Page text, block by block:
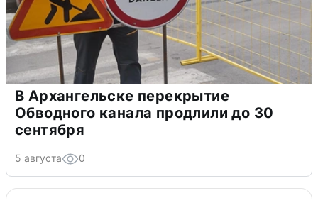
В Архангельске перекрытие
Обводного канала продлили до 30
сентября
5 августа 0